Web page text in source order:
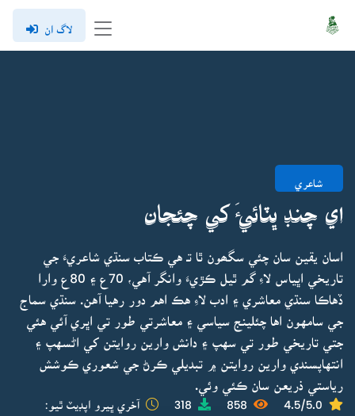
لاگ ان
شاعري
اي چنڊ ڀٽائيءَ کي چئجان
اسان يقين سان چئي سگھون ٿا تـ هي ڪتاب سنڌي شاعريءَ جي
تاريخي اڀياس لاءِ گم ٿيل ڪڙيءَ وانگر آهي، 70ع ۽ 80ع وارا
ڏهاڪا سنڌي معاشري ۽ ادب لاءِ هڪ اهم دور رهيا آهن. سنڌي سماج
جي سامهون اها چئلينج سياسي ۽ معاشرتي طور تي اڀري آئي هئي
جتي تاريخي طور تي سهپ ۽ دانش وارين روايتن کي اڻسهپ ۽
انتهاپسندي وارين روايتن ۾ تبديلي ڪرڻ جي شعوري ڪوشش
رياستي ذريعن سان ڪئي وئي.
4.5/5.0
858
318 آخري ڀيرو اپڊيٽ ٿيو: